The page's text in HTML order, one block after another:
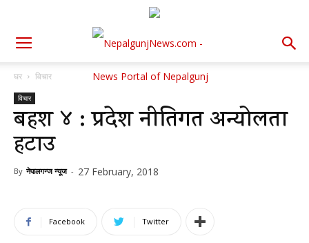
घर विचार
विचार
बहश ४ : प्रदेश नीतिगत अन्योलता
हटाउ
By नेपालगन्ज न्यूज - 27 February, 2018
Facebook Twitter